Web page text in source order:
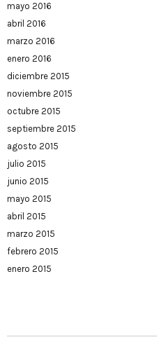
mayo 2016
abril 2016
marzo 2016
enero 2016
diciembre 2015
noviembre 2015
octubre 2015
septiembre 2015
agosto 2015
julio 2015
junio 2015
mayo 2015
abril 2015
marzo 2015
febrero 2015
enero 2015